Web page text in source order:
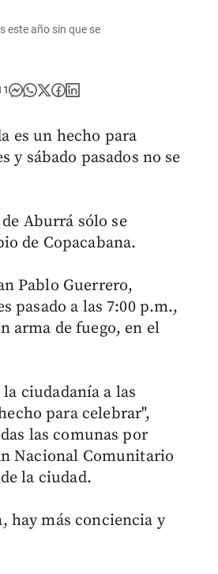
este año sin que se
es un hecho para
y sábado pasados no se
Aburrá sólo se
de Copacabana.
Pablo Guerrero,
pasado a las 7:00 p.m.,
arma de fuego, en el
ciudadanía a las
para celebrar",
las comunas por
Nacional Comunitario
la ciudad.
hay más conciencia y